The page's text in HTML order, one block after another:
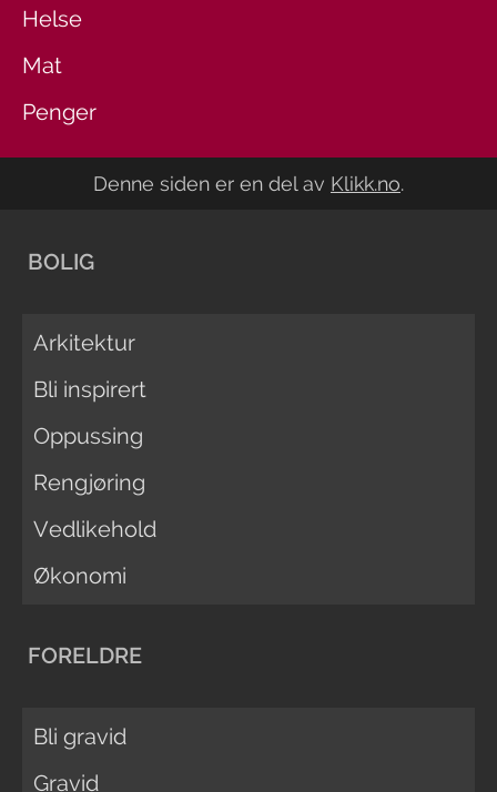
Helse
Mat
Penger
Denne siden er en del av Klikk.no.
BOLIG
Arkitektur
Bli inspirert
Oppussing
Rengjøring
Vedlikehold
Økonomi
FORELDRE
Bli gravid
Gravid